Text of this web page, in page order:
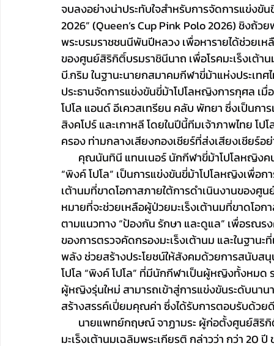
จบลงอย่างน่าประทับใจสำหรับการจัดการแข่ง
2026” (Queen’s Cup Pink Polo 2026) ชิงถ้
พระบรมราชชนนีพันปีหลวง เพื่อหารายได้ช่วยเห
ของศูนย์สิริกิติ์บรมราชินีนาถ เพื่อโรคมะเร็งเต้
บี.กริม ในฐานะนายกสมาคมกีฬาขี่ม้าแห่งประเ
ประธานจัดการแข่งขันขี่ม้าโปโลหญิงการกุศล เ
โปโล แอนด์ อีเควสเทรียน คลับ พัทยา ซึ่งเป็นก
สิงคโปร์ และเกาหลี โดยในปีนี้ทีมเจ้าภาพไทย โ
ครอง ท่ามกลางเสียงกองเชียร์ที่ส่งเสียงเชียร์อ
คุณนันทินี แทนเนอร์ นักกีฬาขี่ม้าโปโลหญิงคน
“พิงค์ โปโล” เป็นการแข่งขันขี่ม้าโปโลหญิงเพื่อ
เต้านมที่ขาดโอกาสภายใต้การดำเนินงานของศู
หมายที่จะช่วยเหลือผู้ป่วยมะเร็งเต้านมที่ขาดโอ
ตามแนวทาง “ป้องกัน รักษา และดูแล” เพื่อรณ
ของการตรวจคัดกรองมะเร็งเต้านม และในฐา
พลัง ช่วยสร้างประโยชน์ให้สังคมด้วยการสนับส
โปโล “พิงค์ โปโล” ที่มีนักกีฬาเป็นผู้หญิงทั้งหมด
ผู้หญิงรุ่นใหม่ สามารถเข้าสู่การแข่งขันระดับน
สร้างสรรค์เปี่ยมคุณค่า ซึ่งได้รับการตอบรับด้วย
นายแพทย์กฤษณ์ จาฏามระ ผู้ก่อตั้งศูนย์สิริกิติ์
มะเร็งเต้านมเฉลิมพระเกียรติ กล่าวว่า กว่า 20